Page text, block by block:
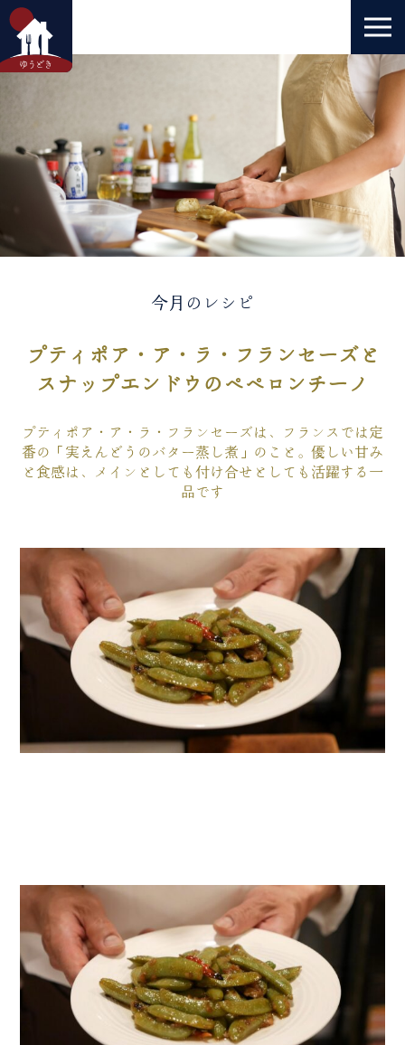
今月のレシピ
プティポア・ア・ラ・フランセーズと
スナップエンドウのペペロンチーノ
プティポア・ア・ラ・フランセーズは、フランスでは定
番の「実えんどうのバター蒸し煮」のこと。優しい甘み
と食感は、メインとしても付け合せとしても活躍する一
品です